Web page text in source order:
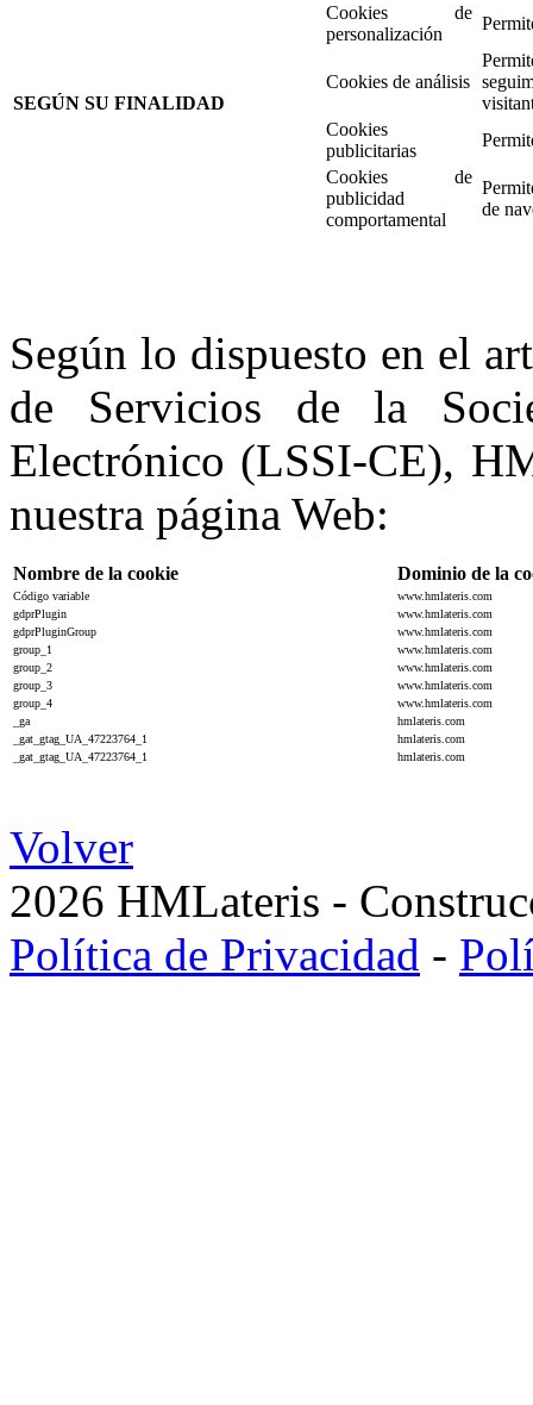
SEGÚN SU FINALIDAD
Cookies de
personalización
Cookies de análisis
Cookies
publicitarias
Cookies de
publicidad
comportamental
de
Según lo dispuesto en el
de Servicios de la
Electrónico (LSSI-CE),
nuestra página Web:
Nombre de la cookie Dominio de la
Código variable
www.hmlateris.com
gdprPlugin
www.hmlateris.com
gdprPluginGroup
www.hmlateris.com
group_1
www.hmlateris.com
group_2
www.hmlateris.com
group_3
www.hmlateris.com
group_4
www.hmlateris.com
_ga
hmlateris.com
_gat_gtag_UA_47223764_1
hmlateris.com
_gat_gtag_UA_47223764_1
hmlateris.com
Volver
2026 HMLateris -
Política de Privacidad -